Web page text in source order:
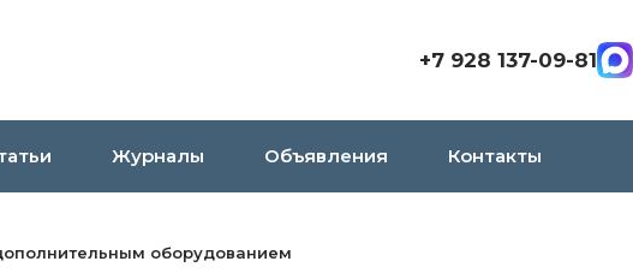
+7 928 137-09-81
Журналы Объявления Контакты
оборудованием